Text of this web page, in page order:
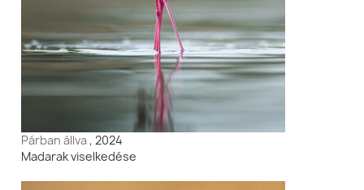
Párban állva, 2024
Madarak viselkedése